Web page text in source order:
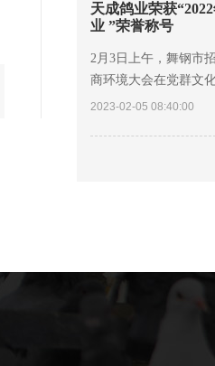
天成鸽业荣获
业 ”荣誉称号
2月3日上午，舞钢市
商环境大会在党群文
书记、市长朱志骞出
2023-02-05 08:40:00